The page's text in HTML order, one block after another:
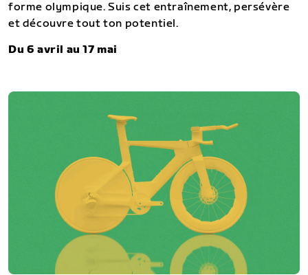
forme olympique. Suis cet entraînement, persévère
et découvre tout ton potentiel.
Du 6 avril au 17 mai